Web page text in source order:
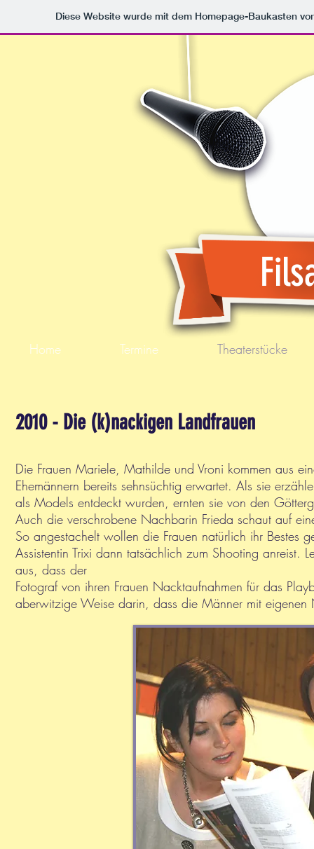
Diese Website wurde mit dem Homepage-Baukasten
Home Termine Theaterstücke
2010 - Die (k)nackigen Landfrauen
Die Frauen Mariele, Mathilde und Vroni kommen aus
Ehemännern bereits sehnsüchtig erwartet. Als sie
als Models entdeckt wurden, ernten sie von den
Auch die verschrobene Nachbarin Frieda schaut auf
So angestachelt wollen die Frauen natürlich ihr Bestes
Assistentin Trixi dann tatsächlich zum Shooting anreist.
aus, dass der
Fotograf von ihren Frauen Nacktaufnahmen für das
aberwitzige Weise darin, dass die Männer mit eigenen